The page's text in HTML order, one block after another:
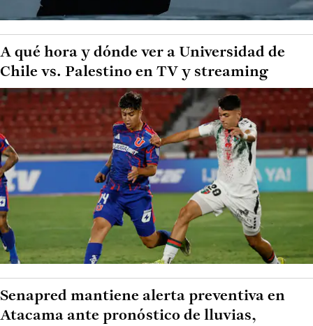
A qué hora y dónde ver a Universidad de
Chile vs. Palestino en TV y streaming
Senapred mantiene alerta preventiva en
Atacama ante pronóstico de lluvias,